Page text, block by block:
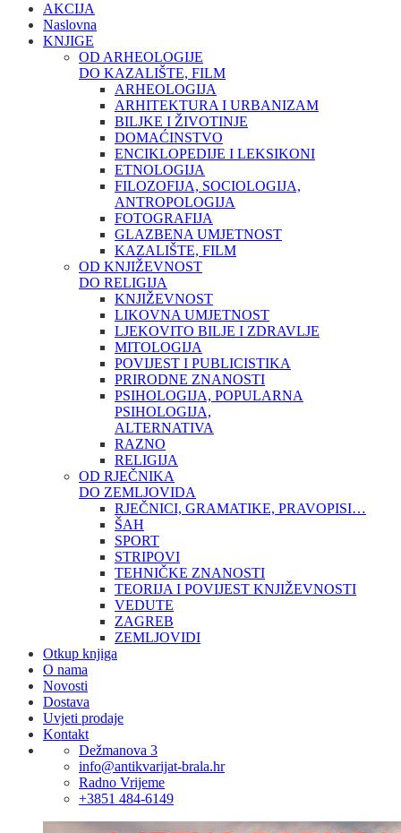
AKCIJA
Naslovna
KNJIGE
OD ARHEOLOGIJE
DO KAZALIŠTE, FILM
ARHEOLOGIJA
ARHITEKTURA I URBANIZAM
BILJKE I ŽIVOTINJE
DOMAĆINSTVO
ENCIKLOPEDIJE I LEKSIKONI
ETNOLOGIJA
FILOZOFIJA, SOCIOLOGIJA,
ANTROPOLOGIJA
FOTOGRAFIJA
GLAZBENA UMJETNOST
KAZALIŠTE, FILM
OD KNJIŽEVNOST
DO RELIGIJA
KNJIŽEVNOST
LIKOVNA UMJETNOST
LJEKOVITO BILJE I ZDRAVLJE
MITOLOGIJA
POVIJEST I PUBLICISTIKA
PRIRODNE ZNANOSTI
PSIHOLOGIJA, POPULARNA
PSIHOLOGIJA,
ALTERNATIVA
RAZNO
RELIGIJA
OD RJEČNIKA
DO ZEMLJOVIDA
RJEČNICI, GRAMATIKE, PRAVOPISI…
ŠAH
SPORT
STRIPOVI
TEHNIČKE ZNANOSTI
TEORIJA I POVIJEST KNJIŽEVNOSTI
VEDUTE
ZAGREB
ZEMLJOVIDI
Otkup knjiga
O nama
Novosti
Dostava
Uvjeti prodaje
Kontakt
Dežmanova 3
info@antikvarijat-brala.hr
Radno Vrijeme
+3851 484-6149